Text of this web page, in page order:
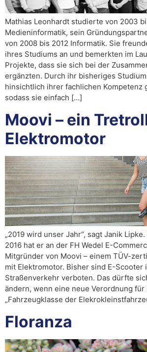
Mathias Leonhardt studierte von 2003
Medieninformatik, sein
von 2008 bis 2012 Informatik. Sie
ihres Studiums an und bemerkten im
Projekte, dass sie sich bei der
ergänzten. Durch ihr bisheriges
hinsichtlich ihrer fachlichen Kompetenz
sodass sie einfach […]
Moovi – ein
Elektromotor
„2019 wird unser Jahr“, sagt Janik
2016 hat er an der FH Wedel E-
Mitgründer von Moovi – einem TÜV-
mit Elektromotor. Bisher sind E-Scooter
Straßenverkehr verboten. Das dürfte
ändern, wenn eine neue Verordnung für
„Fahrzeugklasse der
Floranza